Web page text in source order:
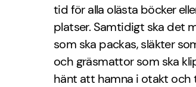
tid för alla olästa böcker
platser. Samtidigt ska det
som ska packas, släkter
och gräsmattor som ska
hänt att hamna i otakt och